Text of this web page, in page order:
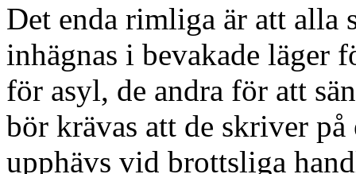
Det enda rimliga är att alla
inhägnas i bevakade läger
för asyl, de andra för att
bör krävas att de skriver
upphävs vid brottsliga